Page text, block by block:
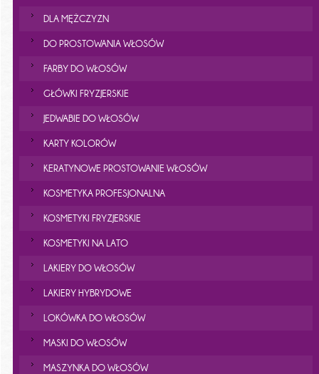
DLA MĘŻCZYZN
DO PROSTOWANIA WŁOSÓW
FARBY DO WŁOSÓW
GŁÓWKI FRYZJERSKIE
JEDWABIE DO WŁOSÓW
KARTY KOLORÓW
KERATYNOWE PROSTOWANIE WŁOSÓW
KOSMETYKA PROFESJONALNA
KOSMETYKI FRYZJERSKIE
KOSMETYKI NA LATO
LAKIERY DO WŁOSÓW
LAKIERY HYBRYDOWE
LOKÓWKA DO WŁOSÓW
MASKI DO WŁOSÓW
MASZYNKA DO WŁOSÓW